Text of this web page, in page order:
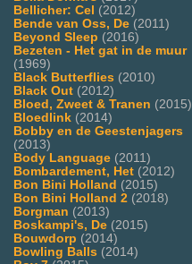
Bellicher: Cel (2012)
Bende van Oss, De (2011)
Beyond Sleep (2016)
Bezeten - Het gat in de muur
(1969)
Black Butterflies (2010)
Black Out (2012)
Bloed, Zweet & Tranen (2015)
Bloedlink (2014)
Bobby en de Geestenjagers
(2013)
Body Language (2011)
Bombardement, Het (2012)
Bon Bini Holland (2015)
Bon Bini Holland 2 (2018)
Borgman (2013)
Boskampi's, De (2015)
Bouwdorp (2014)
Bowling Balls (2014)